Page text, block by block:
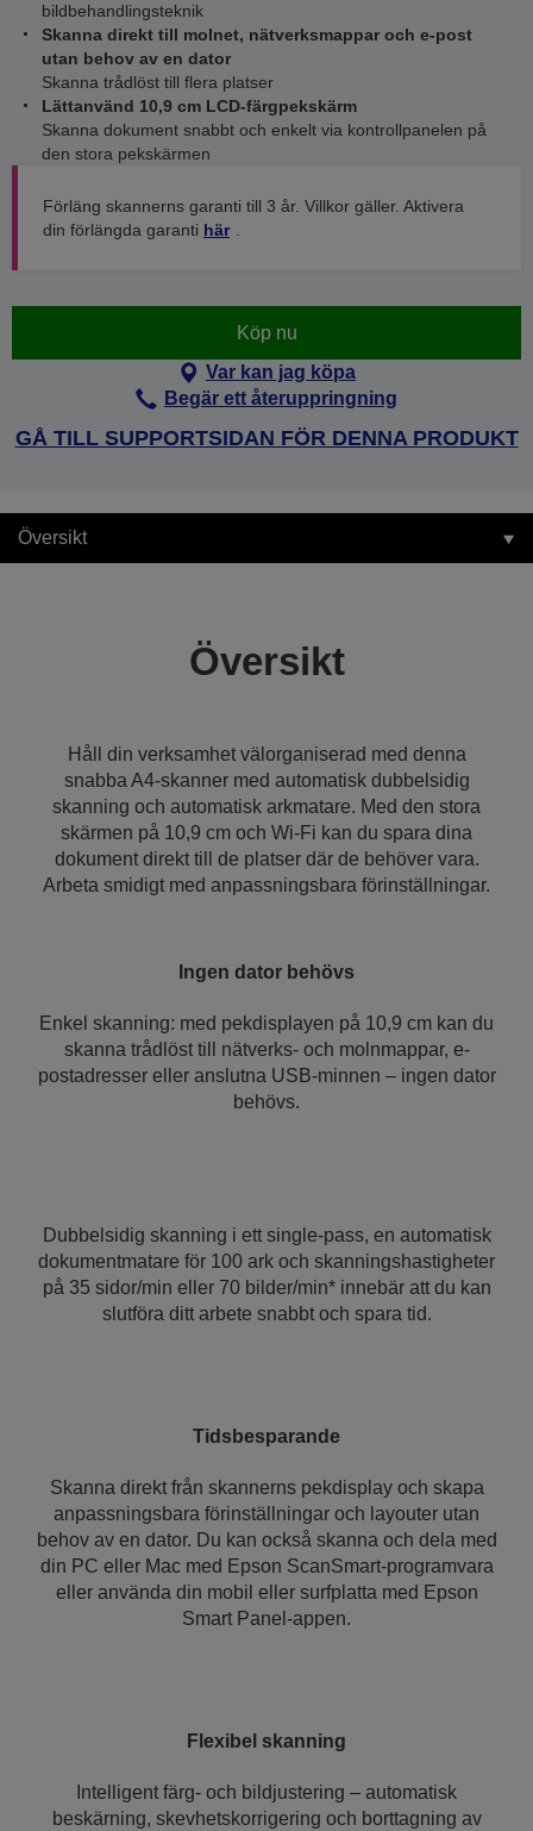
bildbehandlingsteknik
Skanna direkt till molnet, nätverksmappar och e-post
utan behov av en dator
Skanna trådlöst till flera platser
Lättanvänd 10,9 cm LCD-färgpekskärm
Skanna dokument snabbt och enkelt via kontrollpanelen på
den stora pekskärmen
Förläng skannerns garanti till 3 år. Villkor gäller. Aktivera
din förlängda garanti här
Köp nu
Var kan jag köpa
Begär ett återuppringning
GÅ TILL SUPPORTSIDAN FÖR DENNA PRODUKT
Översikt
Översikt
Håll din verksamhet välorganiserad med denna
snabba A4-skanner med automatisk dubbelsidig
skanning och automatisk arkmatare. Med den stora
skärmen på 10,9 cm och Wi-Fi kan du spara dina
dokument direkt till de platser där de behöver vara.
Arbeta smidigt med anpassningsbara förinställningar.
Ingen dator behövs
Enkel skanning: med pekdisplayen på 10,9 cm kan du
skanna trådlöst till nätverks- och molnmappar, e-
postadresser eller anslutna USB-minnen – ingen dator
behövs.
Dubbelsidig skanning i ett single-pass, en automatisk
dokumentmatare för 100 ark och skanningshastigheter
på 35 sidor/min eller 70 bilder/min* innebär att du kan
slutföra ditt arbete snabbt och spara tid.
Tidsbesparande
Skanna direkt från skannerns pekdisplay och skapa
anpassningsbara förinställningar och layouter utan
behov av en dator. Du kan också skanna och dela med
din PC eller Mac med Epson ScanSmart-programvara
eller använda din mobil eller surfplatta med Epson
Smart Panel-appen.
Flexibel skanning
Intelligent färg- och bildjustering – automatisk
beskärning, skevhetskorrigering och borttagning av